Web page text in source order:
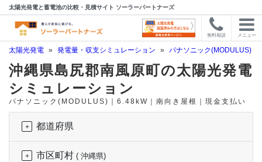
太陽光発電と蓄電池の比較・見積サイト ソーラーパートナーズ
無料相談 メニュー
太陽光発電 » 発電量・収支シミュレーション » パナソニック(MODULUS)
沖縄県島尻郡南風原町の太陽光発電
シミュレーション
パナソニック(MODULUS)｜6.48kW｜南向き屋根｜現金支払い
都道府県
市区町村 ( 沖縄県)